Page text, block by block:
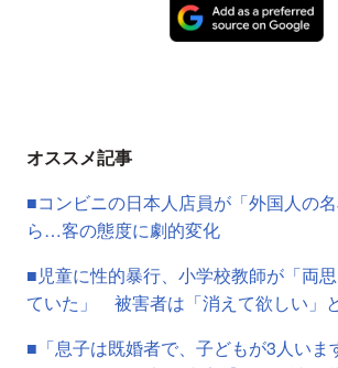
オススメ記事
■コンビニの日本人店員が「外国人の
ら…客の態度に劇的変化
■児童に性的暴行、小学校教師が「両
ていた」 被害者は「消えて欲しい」
■「息子は既婚者で、子どもが3人いま